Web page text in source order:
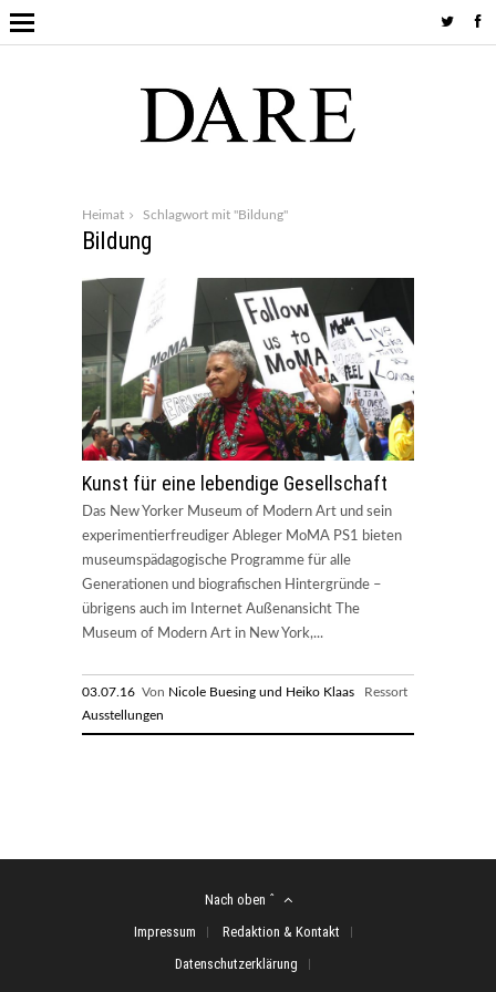
Heimat Schlagwort mit "Bildung"
Bildung
Kunst für eine lebendige Gesellschaft
Das New Yorker Museum of Modern Art und sein
experimentierfreudiger Ableger MoMA PS1 bieten
museumspädagogische Programme für alle
Generationen und biografischen Hintergründe –
übrigens auch im Internet Außenansicht The
Museum of Modern Art in New York,...
03.07.16 Von Nicole Buesing und Heiko Klaas Ressort
Ausstellungen
Nach oben ˆ
Impressum
Redaktion & Kontakt
Datenschutzerklärung